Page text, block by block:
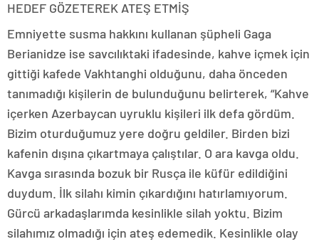
HEDEF GÖZETEREK ATEŞ ETMİŞ
Emniyette susma hakkını kullanan şüpheli Gaga
Berianidze ise savcılıktaki ifadesinde, kahve içmek için
gittiği kafede Vakhtanghi olduğunu, daha önceden
tanımadığı kişilerin de bulunduğunu belirterek, “Kahve
içerken Azerbaycan uyruklu kişileri ilk defa gördüm.
Bizim oturduğumuz yere doğru geldiler. Birden bizi
kafenin dışına çıkartmaya çalıştılar. O ara kavga oldu.
Kavga sırasında bozuk bir Rusça ile küfür edildiğini
duydum. İlk silahı kimin çıkardığını hatırlamıyorum.
Gürcü arkadaşlarımda kesinlikle silah yoktu. Bizim
silahımız olmadığı için ateş edemedik. Kesinlikle olay